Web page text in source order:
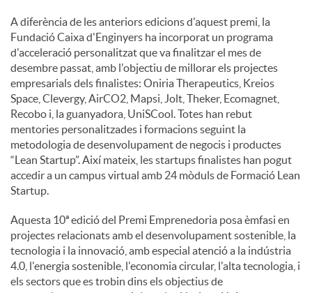
A diferència de les anteriors edicions d'aquest premi, la
Fundació Caixa d'Enginyers ha incorporat un programa
d'acceleració personalitzat que va finalitzar el mes de
desembre passat, amb l'objectiu de millorar els projectes
empresarials dels finalistes: Oniria Therapeutics, Kreios
Space, Clevergy, AirCO2, Mapsi, Jolt, Theker, Ecomagnet,
Recobo i, la guanyadora, UniSCool. Totes han rebut
mentories personalitzades i formacions seguint la
metodologia de desenvolupament de negocis i productes
“Lean Startup”. Així mateix, les startups finalistes han pogut
accedir a un campus virtual amb 24 mòduls de Formació Lean
Startup.
Aquesta 10ª edició del Premi Emprenedoria posa èmfasi en
projectes relacionats amb el desenvolupament sostenible, la
tecnologia i la innovació, amb especial atenció a la indústria
4.0, l'energia sostenible, l'economia circular, l'alta tecnologia, i
els sectors que es trobin dins els objectius de